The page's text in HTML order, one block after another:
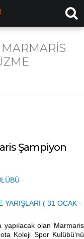
MARMARIS
Şampiyon
YARIŞLARI ( 31 OCAK -
olan Marmaris
Koleji Spor Kulübü’nü